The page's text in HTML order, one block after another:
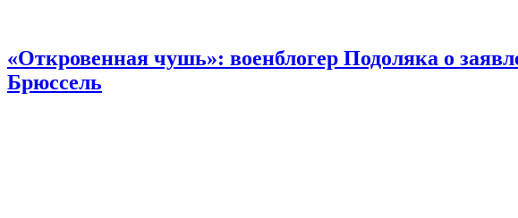
«Откровенная чушь»: военблогер Подоляка о
Брюссель